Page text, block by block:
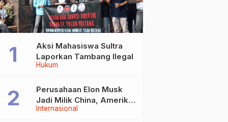
Hukum
Aksi Mahasiswa Sultra
Laporkan Tambang Ilegal
Internasional
Perusahaan Elon Musk
Jadi Milik China, Amerika
Ketar-ketir